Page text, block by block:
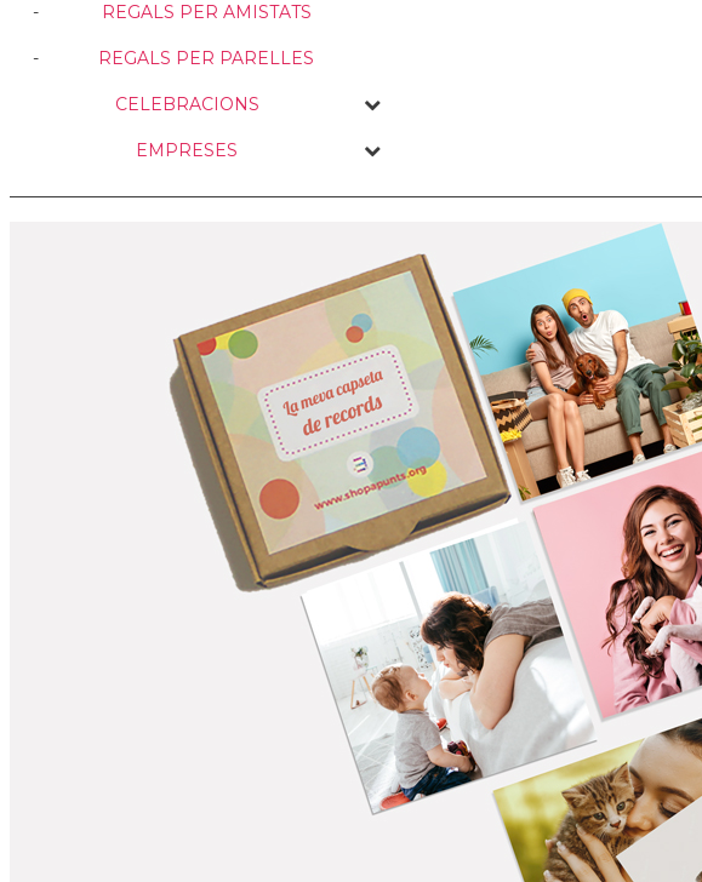
REGALS PER AMISTATS
REGALS PER PARELLES
CELEBRACIONS
EMPRESES